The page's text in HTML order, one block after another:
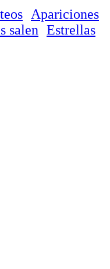
Apariciones
salen Estrellas